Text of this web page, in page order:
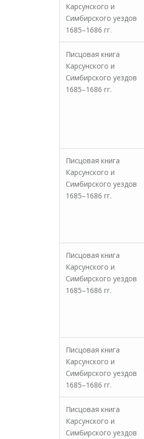
Карсунского и
Симбирского уездов
1685–1686 гг.
Писцовая книга
Карсунского и
Симбирского уездов
1685–1686 гг.
Писцовая книга
Карсунского и
Симбирского уездов
1685–1686 гг.
Писцовая книга
Карсунского и
Симбирского уездов
1685–1686 гг.
Писцовая книга
Карсунского и
Симбирского уездов
1685–1686 гг.
Писцовая книга
Карсунского и
Симбирского уездов